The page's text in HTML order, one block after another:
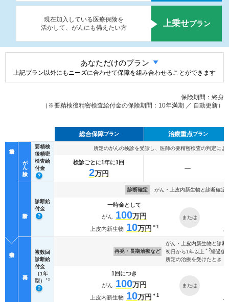
上乗せプラン
現在加入している医療保険を
活かして、がんにも備えたい方
あなただけのプラン
上記プラン以外にもニーズに合わせて保障を組み合わせることができます
保険期間：終身
（※要精検後精密検査給付金の保険期間：10年満期 ／ 自動更新）
総合保障プラン 治療重点プラン
がん検診
要精検
後精密
検査給
付金
所定のがんの検診を受診し、医師の要精密検査の判定によ
検診ごとに1年に1回
2万円
ー
診断給
付金
診断確定 がん・上皮内新生物と診断確定
一時金として
がん 100万円
上皮内新生物 10万円 ＊1
または
複数回
診断給
付金
（1年
型）
＊2
再発・長期治療など
がん・上皮内新生物と診断
初日から1年以上 ＊2経過後
所定の治療を受けたとき
1回につき
がん 100万円
上皮内新生物 10万円 ＊1
または